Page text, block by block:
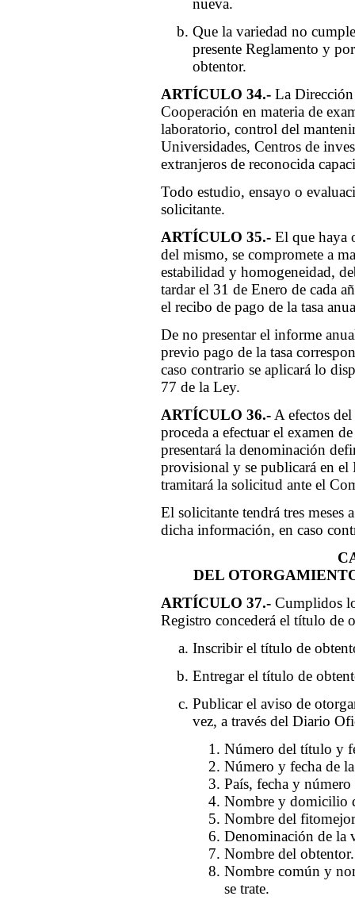
nueva.
Que la variedad no
presente Reglamento y
obtentor.
ARTÍCULO 34.- La
Cooperación en materia de
laboratorio, control del
Universidades, Centros de
extranjeros de reconocida
Todo estudio, ensayo o
solicitante.
ARTÍCULO 35.- El que haya
del mismo, se compromete a
estabilidad y homogeneidad,
tardar el 31 de Enero de cada
el recibo de pago de la tasa
De no presentar el informe
previo pago de la tasa
caso contrario se aplicará lo
77 de la Ley.
ARTÍCULO 36.-A efectos
proceda a efectuar el examen
presentará la denominación
provisional y se publicará en
tramitará la solicitud ante el
El solicitante tendrá tres meses
dicha información, en caso
DEL
ARTÍCULO 37.- Cumplidos
Registro concederá el título de
Inscribir el título de
Entregar el título de
Publicar el aviso de
vez, a través del Diario
Número del título y
Número y fecha de
País, fecha y
Nombre y domicilio
Nombre del
Denominación de la
Nombre del obtentor.
Nombre común y
se trate.